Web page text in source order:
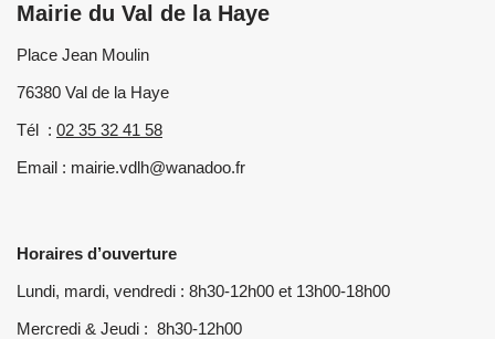
Mairie du Val de la Haye
Place Jean Moulin
76380 Val de la Haye
Tél : 02 35 32 41 58
Email : mairie.vdlh@wanadoo.fr
Horaires d’ouverture
Lundi, mardi, vendredi : 8h30-12h00 et 13h00-18h00
Mercredi & Jeudi : 8h30-12h00